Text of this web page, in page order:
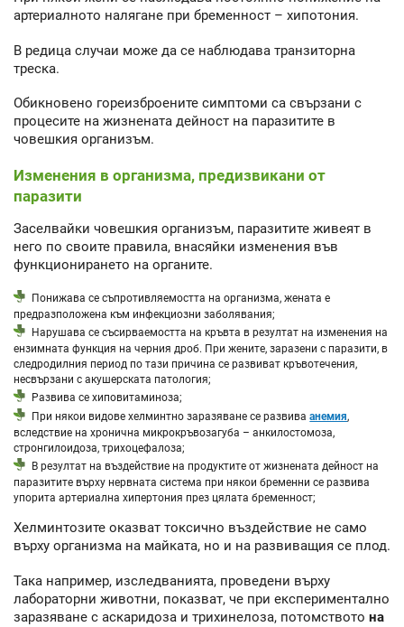
артериалното налягане при бременност – хипотония.
В редица случаи може да се наблюдава транзиторна
треска.
Обикновено гореизброените симптоми са свързани с
процесите на жизнената дейност на паразитите в
човешкия организъм.
Изменения в организма, предизвикани от
паразити
Заселвайки човешкия организъм, паразитите живеят в
него по своите правила, внасяйки изменения във
функционирането на органите.
Понижава се съпротивляемостта на организма, жената е
предразположена към инфекциозни заболявания;
Нарушава се съсирваемостта на кръвта в резултат на изменения на
ензимната функция на черния дроб. При жените, заразени с паразити, в
следродилния период по тази причина се развиват кръвотечения,
несвързани с акушерската патология;
Развива се хиповитаминоза;
При някои видове хелминтно заразяване се развиваанемия,
вследствие на хронична микрокръвозагуба – анкилостомоза,
стронгилоидоза, трихоцефалоза;
В резултат на въздействие на продуктите от жизнената дейност на
паразитите върху нервната система при някои бременни се развива
упорита артериална хипертония през цялата бременност;
Хелминтозите оказват токсично въздействие не само
върху организма на майката, но и на развиващия се плод.
Така например, изследванията, проведени върху
лабораторни животни, показват, че при експериментално
заразяване с аскаридоза и трихинелоза, потомството на